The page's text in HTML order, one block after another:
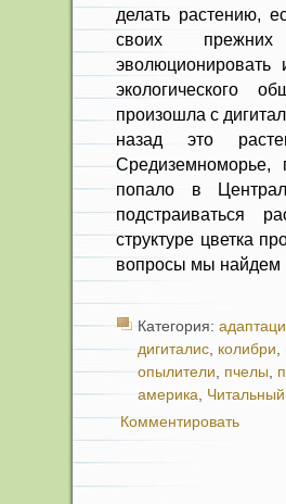
делать растению,
своих прежних
эволюционировать
экологического
произошла с
назад это
попало в
подстраиваться
структуре цветка
вопросы мы найдем
Категория:
дигиталис, колибри,
опылители, пчелы,
америка,
Комментировать